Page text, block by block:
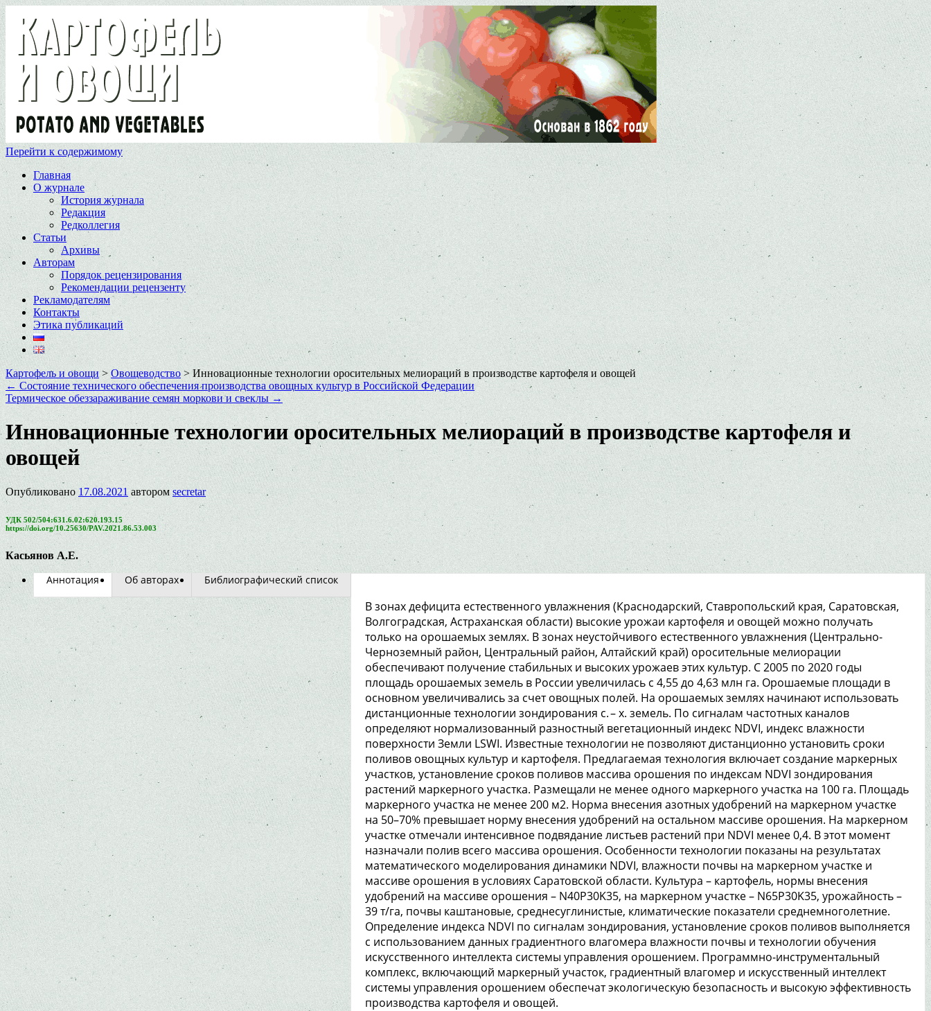
Перейти к содержимому
Главная
О журнале
История журнала
Редакция
Редколлегия
Статьи
Архивы
Авторам
Порядок рецензирования
Рекомендации рецензенту
Рекламодателям
Контакты
Этика публикаций
Картофель и овощи > Овощеводство >Инновационные технологии оросительных мелиораций в производстве картофеля и овощей
← Состояние технического обеспечения производства овощных культур в Российской Федерации
Термическое обеззараживание семян моркови и свеклы →
Инновационные технологии оросительных мелиораций в производстве картофеля и
овощей
Опубликовано 17.08.2021 автором secretar
УДК 502/504:631.6.02:620.193.15
https://doi.org/10.25630/PAV.2021.86.53.003
Касьянов А.Е.
Аннотация Об авторах Библиографический список
В зонах дефицита естественного увлажнения (Краснодарский, Ставропольский края, Саратовская,
Волгоградская, Астраханская области) высокие урожаи картофеля и овощей можно получать
только на орошаемых землях. В зонах неустойчивого естественного увлажнения (Центрально-
Черноземный район, Центральный район, Алтайский край) оросительные мелиорации
обеспечивают получение стабильных и высоких урожаев этих культур. С 2005 по 2020 годы
площадь орошаемых земель в России увеличилась с 4,55 до 4,63 млн га. Орошаемые площади в
основном увеличивались за счет овощных полей. На орошаемых землях начинают использовать
дистанционные технологии зондирования с. – х. земель. По сигналам частотных каналов
определяют нормализованный разностный вегетационный индекс NDVI, индекс влажности
поверхности Земли LSWI. Известные технологии не позволяют дистанционно установить сроки
поливов овощных культур и картофеля. Предлагаемая технология включает создание маркерных
участков, установление сроков поливов массива орошения по индексам NDVI зондирования
растений маркерного участка. Размещали не менее одного маркерного участка на 100 га. Площадь
маркерного участка не менее 200 м2. Норма внесения азотных удобрений на маркерном участке
на 50–70% превышает норму внесения удобрений на остальном массиве орошения. На маркерном
участке отмечали интенсивное подвядание листьев растений при NDVI менее 0,4. В этот момент
назначали полив всего массива орошения. Особенности технологии показаны на результатах
математического моделирования динамики NDVI, влажности почвы на маркерном участке и
массиве орошения в условиях Саратовской области. Культура – картофель, нормы внесения
удобрений на массиве орошения – N40P30K35, на маркерном участке – N65P30K35, урожайность –
39 т/га, почвы каштановые, среднесуглинистые, климатические показатели среднемноголетние.
Определение индекса NDVI по сигналам зондирования, установление сроков поливов выполняется
с использованием данных градиентного влагомера влажности почвы и технологии обучения
искусственного интеллекта системы управления орошением. Программно-инструментальный
комплекс, включающий маркерный участок, градиентный влагомер и искусственный интеллект
системы управления орошением обеспечат экологическую безопасность и высокую эффективность
производства картофеля и овощей.